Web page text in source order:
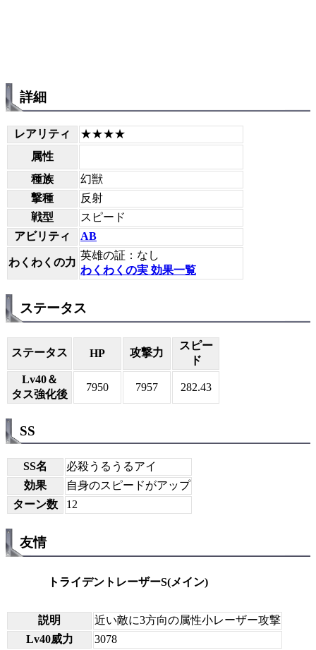
詳細
レアリティ
★★★★
属性
種族
幻獣
撃種
反射
戦型
スピード
アビリティ
AB
わくわくの力
英雄の証：なし
わくわくの実 効果一覧
ステータス
ステータス HP 攻撃力
スピー
ド
Lv40＆
タス強化後
7950 7957 282.43
SS
SS名
必殺うるうるアイ
効果
自身のスピードがアップ
ターン数
12
友情
トライデントレーザーS(メイン)
説明
近い敵に3方向の属性小レーザー攻撃
Lv40威力
3078